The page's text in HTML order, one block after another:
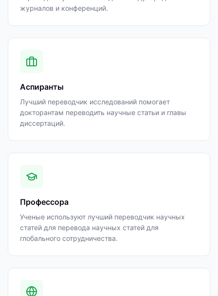
журналов и конференций.
Аспиранты
Лучший переводчик исследований помогает
докторантам переводить научные статьи и главы
диссертаций.
Профессора
Ученые используют лучший переводчик научных
статей для перевода научных статей для
глобального сотрудничества.